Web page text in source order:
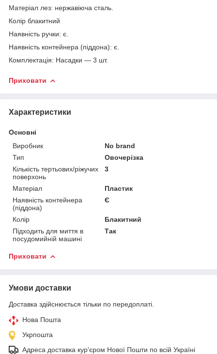
Матеріал лез: нержавіюча сталь.
Колір блакитний
Наявність ручки: є.
Наявність контейнера (піддона): є.
Комплектація: Насадки — 3 шт.
Приховати
Характеристики
Основні
Виробник
No brand
Тип
Овочерізка
Кількість тертьових/ріжучих
поверхонь
3
Матеріал
Пластик
Наявність контейнера
(піддона)
Є
Колір
Блакитний
Підходить для миття в
посудомийній машині
Так
Приховати
Умови доставки
Доставка здійснюється тільки по передоплаті.
Нова Пошта
Укрпошта
Адреса доставка кур'єром Нової Пошти по всій Україні